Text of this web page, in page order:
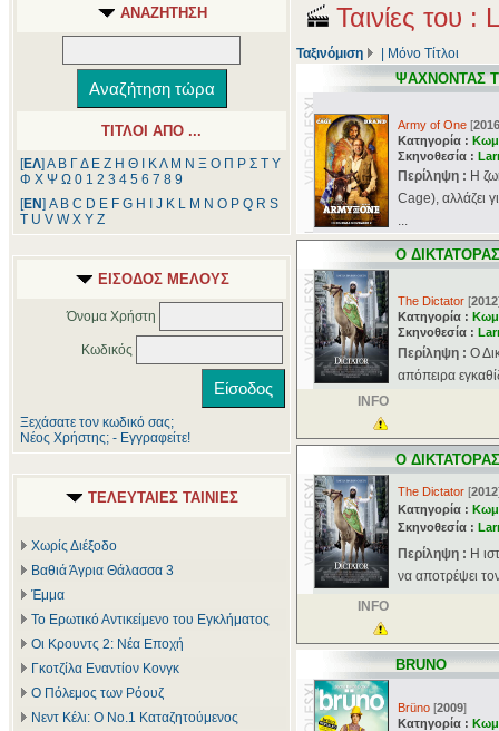
ΑΝΑΖΗΤΗΣΗ
ΤΙΤΛΟΙ ΑΠΟ ...
[ΕΛ] Α Β ΓΔ Ε Ζ Η Θ ΚΛ Μ Ν Ξ Ο Π Ρ Σ Τ Υ
Φ Χ Ψ Ω 0 1 2 3 4 5 6 7 8 9
[ΕΝ] A B C D E F G H J K L M N O P Q R S
T U V W X Y Z
ΕΙΣΟΔΟΣ ΜΕΛΟΥΣ
Όνομα Χρήστη
Κωδικός
Ξεχάσατε τον κωδικό σας;
Νέος Χρήστης; - Εγγραφείτε!
ΤΕΛΕΥΤΑΙΕΣ ΤΑΙΝΙΕΣ
Χωρίς Διέξοδο
Βαθιά Άγρια Θάλασσα 3
Έμμα
Το Ερωτικό Αντικείμενο του Εγκλήματος
Οι Κρουντς 2: Νέα Εποχή
Γκοτζίλα Εναντίον Κονγκ
Ο Πόλεμος των Ρόουζ
Νεντ Κέλι: Ο Νο.1 Καταζητούμενος
Ταινίες του
Ταξινόμιση Μόνο Τίτλοι
ΨΑΧΝΟΝΤΑΣ
Army of One [2016
Κατηγορία :
Σκηνοθεσία :
Περίληψη : Η
Cage), αλλάζει
...
Ο ΔΙΚΤΑΤΟΡΑΣ
The Dictator [2012
Κατηγορία :
Σκηνοθεσία :
Περίληψη : Ο
απόπειρα
INFO
Ο ΔΙΚΤΑΤΟΡΑΣ
The Dictator [2012
Κατηγορία :
Σκηνοθεσία :
Περίληψη : Η
να αποτρέψει
INFO
BRUNO
Brüno [2009]
Κατηγορία :